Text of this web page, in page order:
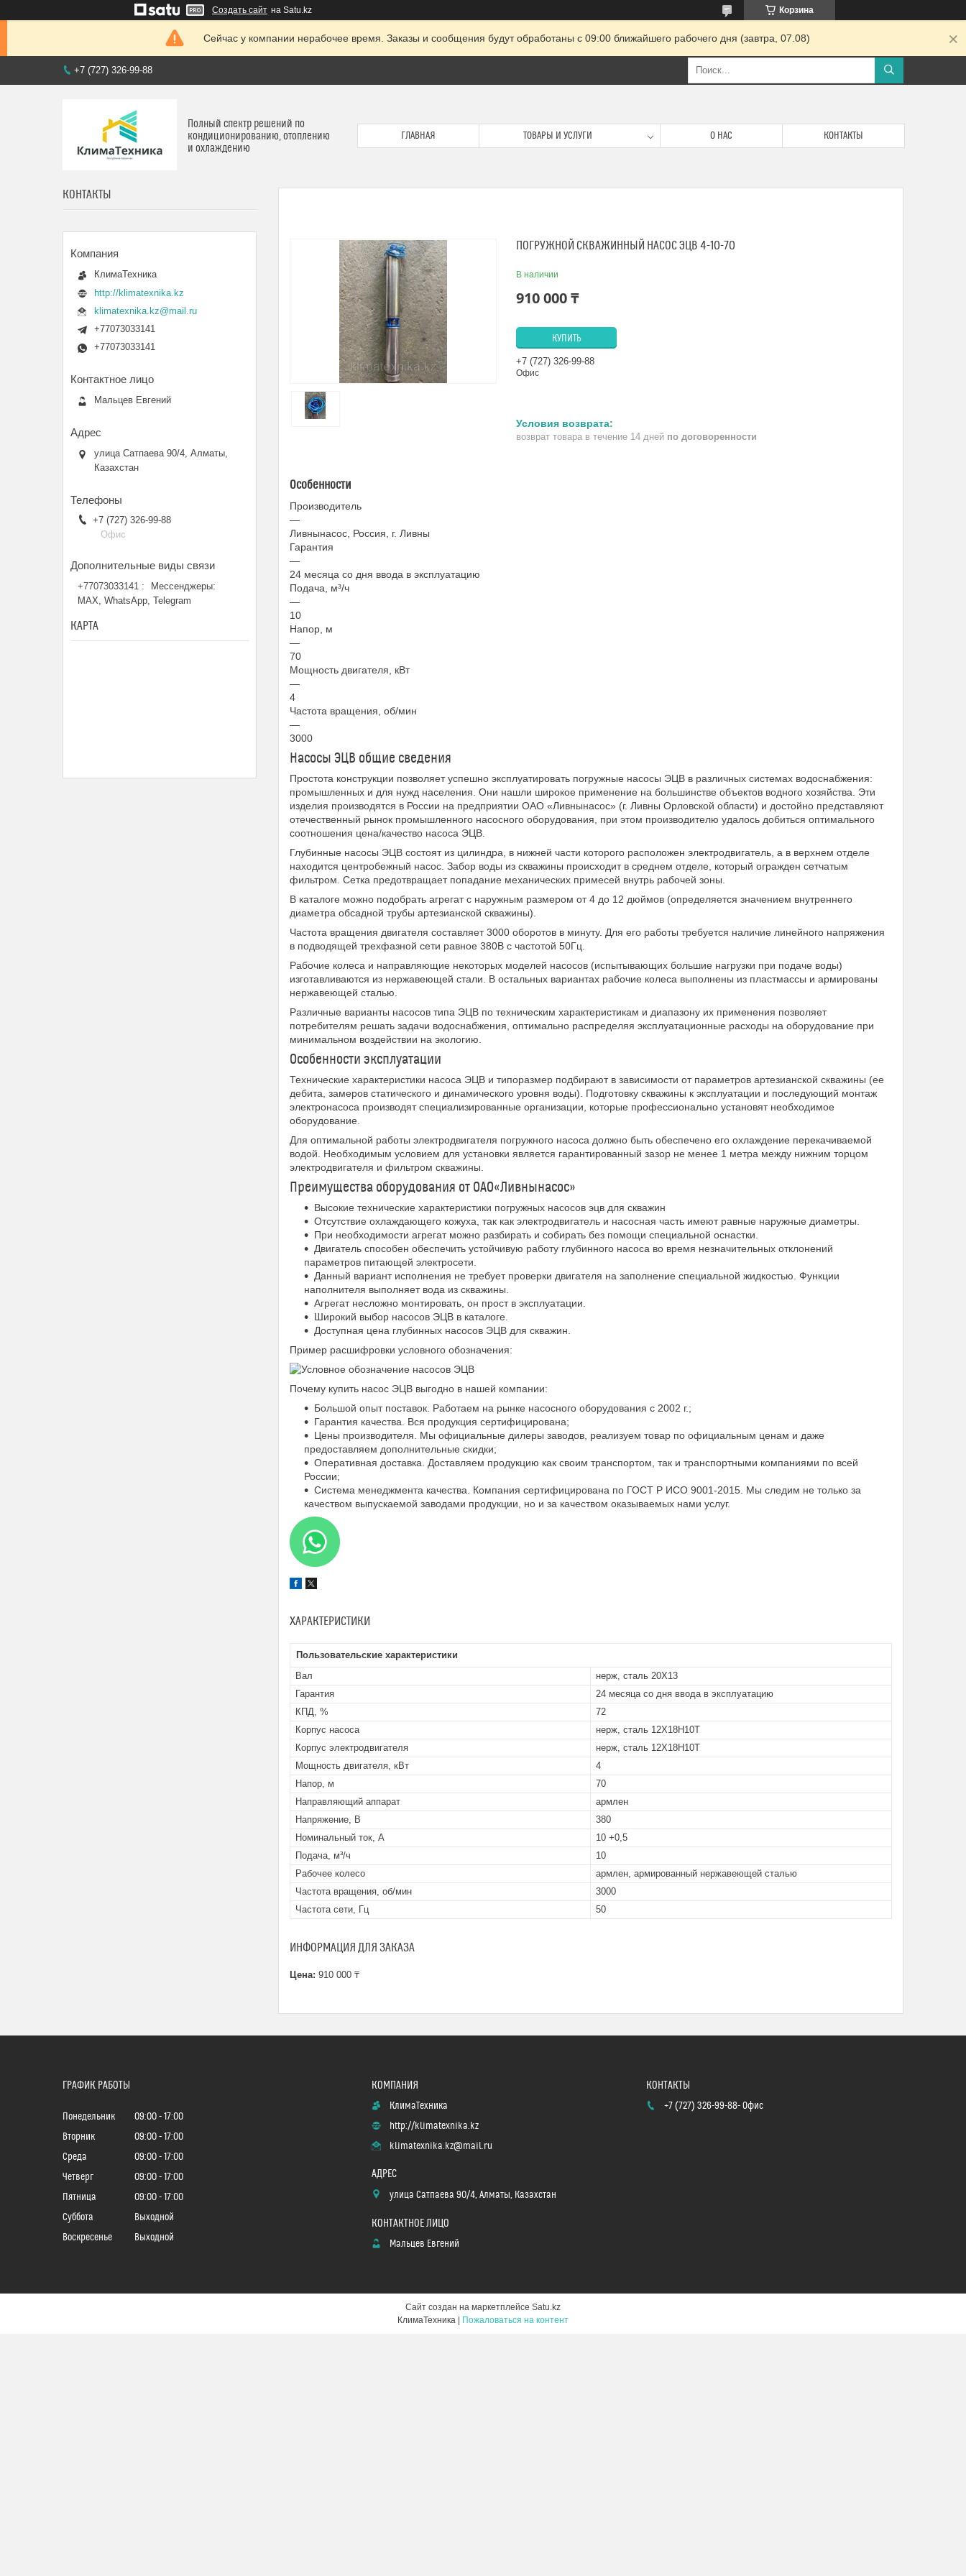
Создать сайт на Satu.kz Корзина
Сейчас у компании нерабочее время. Заказы и сообщения будут обработаны с 09:00 ближайшего рабочего дня (завтра, 07.08)
+7 (727) 326-99-88
Полный спектр решений по
кондиционированию, отоплению
и охлаждению
ГЛАВНАЯ ТОВАРЫ И УСЛУГИ О НАС КОНТАКТЫ
ПОГРУЖНОЙ СКВАЖИННЫЙ НАСОС ЭЦВ 4-10-70
В наличии
910 000 ₸
КУПИТЬ
+7 (727) 326-99-88
Офис
возврат товара в течение 14 дней по договоренности
Особенности
Производитель
—
Ливнынасос, Россия, г. Ливны
Гарантия
—
24 месяца со дня ввода в эксплуатацию
Подача, м³/ч
—
10
Напор, м
—
70
Мощность двигателя, кВт
—
4
Частота вращения, об/мин
—
3000
Насосы ЭЦВ общие сведения
Простота конструкции позволяет успешно эксплуатировать погружные насосы ЭЦВ в различных системах водоснабжения:
промышленных и для нужд населения. Они нашли широкое применение на большинстве объектов водного хозяйства. Эти
изделия производятся в России на предприятии ОАО «Ливнынасос» (г. Ливны Орловской области) и достойно представляют
отечественный рынок промышленного насосного оборудования, при этом производителю удалось добиться оптимального
соотношения цена/качество насоса ЭЦВ.
Глубинные насосы ЭЦВ состоят из цилиндра, в нижней части которого расположен электродвигатель, а в верхнем отделе
находится центробежный насос. Забор воды из скважины происходит в среднем отделе, который огражден сетчатым
фильтром. Сетка предотвращает попадание механических примесей внутрь рабочей зоны.
В каталоге можно подобрать агрегат с наружным размером от 4 до 12 дюймов (определяется значением внутреннего
диаметра обсадной трубы артезианской скважины).
Частота вращения двигателя составляет 3000 оборотов в минуту. Для его работы требуется наличие линейного напряжения
в подводящей трехфазной сети равное 380В с частотой 50Гц.
Рабочие колеса и направляющие некоторых моделей насосов (испытывающих большие нагрузки при подаче воды)
изготавливаются из нержавеющей стали. В остальных вариантах рабочие колеса выполнены из пластмассы и армированы
нержавеющей сталью.
Различные варианты насосов типа ЭЦВ по техническим характеристикам и диапазону их применения позволяет
потребителям решать задачи водоснабжения, оптимально распределяя эксплуатационные расходы на оборудование при
минимальном воздействии на экологию.
Особенности эксплуатации
Технические характеристики насоса ЭЦВ и типоразмер подбирают в зависимости от параметров артезианской скважины (ее
дебита, замеров статического и динамического уровня воды). Подготовку скважины к эксплуатации и последующий монтаж
электронасоса производят специализированные организации, которые профессионально установят необходимое
оборудование.
Для оптимальной работы электродвигателя погружного насоса должно быть обеспечено его охлаждение перекачиваемой
водой. Необходимым условием для установки является гарантированный зазор не менее 1 метра между нижним торцом
электродвигателя и фильтром скважины.
Преимущества оборудования от ОАО«Ливнынасос»
Высокие технические характеристики погружных насосов эцв для скважин
Отсутствие охлаждающего кожуха, так как электродвигатель и насосная часть имеют равные наружные диаметры.
При необходимости агрегат можно разбирать и собирать без помощи специальной оснастки.
Двигатель способен обеспечить устойчивую работу глубинного насоса во время незначительных отклонений
параметров питающей электросети.
Данный вариант исполнения не требует проверки двигателя на заполнение специальной жидкостью. Функции
наполнителя выполняет вода из скважины.
Агрегат несложно монтировать, он прост в эксплуатации.
Широкий выбор насосов ЭЦВ в каталоге.
Доступная цена глубинных насосов ЭЦВ для скважин.
Пример расшифровки условного обозначения:
Почему купить насос ЭЦВ выгодно в нашей компании:
Большой опыт поставок. Работаем на рынке насосного оборудования с 2002 г.;
Гарантия качества. Вся продукция сертифицирована;
Цены производителя. Мы официальные дилеры заводов, реализуем товар по официальным ценам и даже
предоставляем дополнительные скидки;
Оперативная доставка. Доставляем продукцию как своим транспортом, так и транспортными компаниями по всей
России;
Система менеджмента качества. Компания сертифицирована по ГОСТ Р ИСО 9001-2015. Мы следим не только за
качеством выпускаемой заводами продукции, но и за качеством оказываемых нами услуг.
ХАРАКТЕРИСТИКИ
Пользовательские характеристики
Вал
нерж, сталь 20Х13
Гарантия
24 месяца со дня ввода в эксплуатацию
КПД, %
72
Корпус насоса
нерж, сталь 12Х18Н10Т
Корпус электродвигателя
нерж, сталь 12Х18Н10Т
Мощность двигателя, кВт
4
Напор, м
70
Направляющий аппарат
армлен
Напряжение, В
380
Номинальный ток, А
10 +0,5
Подача, м³/ч
10
Рабочее колесо
армлен, армированный нержавеющей сталью
Частота вращения, об/мин
3000
Частота сети, Гц
50
ИНФОРМАЦИЯ ДЛЯ ЗАКАЗА
Цена: 910 000 ₸
КОНТАКТЫ
КлимаТехника
http://klimatexnika.kz
klimatexnika.kz@mail.ru
+77073033141
+77073033141
Мальцев Евгений
улица Сатпаева 90/4, Алматы,
Казахстан
+7 (727) 326-99-88
Офис
+77073033141
Мессенджеры:
MAX, WhatsApp, Telegram
КАРТА
ГРАФИК РАБОТЫ
Понедельник 09:00
17:00
Вторник
09:00
17:00
Среда
09:00
17:00
Четверг
09:00
17:00
Пятница
09:00
17:00
Суббота
Выходной
Воскресенье
Выходной
КлимаТехника
http://klimatexnika.kz
klimatexnika.kz@mail.ru
улица Сатпаева 90/4, Алматы, Казахстан
Мальцев Евгений
+7 (727) 326-99-88 Офис
Сайт создан на маркетплейсе Satu.kz
КлимаТехника | Пожаловаться на контент